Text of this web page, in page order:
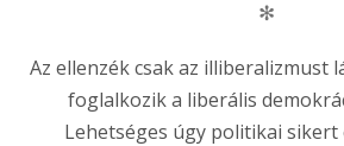
✻
Az ellenzék csak az illiberalizmust
foglalkozik a liberális
Lehetséges úgy politikai sikert